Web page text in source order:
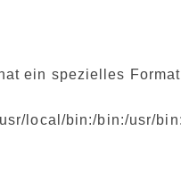
ein spezielles
local/bin:/bin:/usr/